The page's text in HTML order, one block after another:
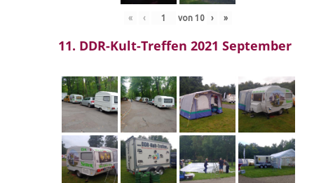
« ‹ von 10 › »
11. DDR-Kult-Treffen 2021 September